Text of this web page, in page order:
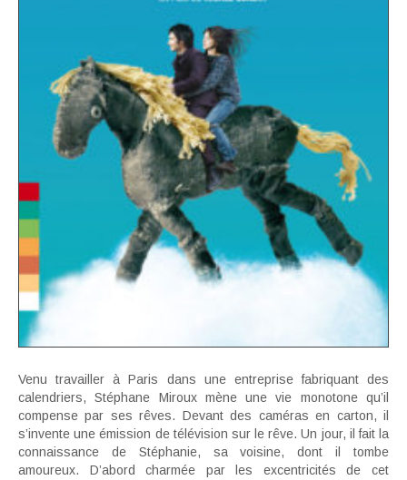
Venu travailler à Paris dans une entreprise fabriquant des
calendriers, Stéphane Miroux mène une vie monotone qu’il
compense par ses rêves. Devant des caméras en carton, il
s’invente une émission de télévision sur le rêve. Un jour, il fait la
connaissance de Stéphanie, sa voisine, dont il tombe
amoureux. D’abord charmée par les excentricités de cet